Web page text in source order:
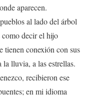
aparecen.
al lado del árbol
como decir el hijo
tienen conexión con sus
lluvia, a las estrellas.
recibieron ese
en mi idioma